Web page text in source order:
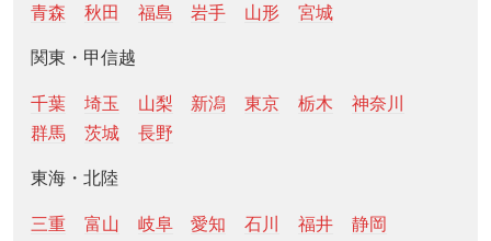
青森 秋田 福島 岩手 山形 宮城
関東・甲信越
千葉 埼玉 山梨 新潟 東京 栃木
神奈川
群馬
茨城 長野
東海・北陸
三重 富山 岐阜 愛知 石川 福井 静岡